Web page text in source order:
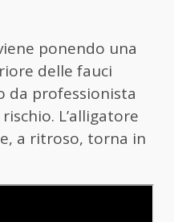
ponendo una
delle fauci
da professionista
L’alligatore
a ritroso, torna in